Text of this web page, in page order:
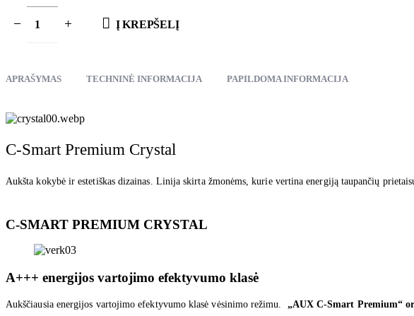
Į KREPŠELĮ
APRAŠYMAS TECHNINĖ INFORMACIJA PAPILDOMA INFORMACIJA
C-Smart Premium Crystal
Aukšta kokybė ir estetiškas dizainas. Linija skirta žmonėms, kurie vertina energiją taupančių
C-SMART PREMIUM CRYSTAL
A+++ energijos vartojimo efektyvumo klasė
Aukščiausia energijos vartojimo efektyvumo klasė vėsinimo režimu. „AUX C-Smart Premium“